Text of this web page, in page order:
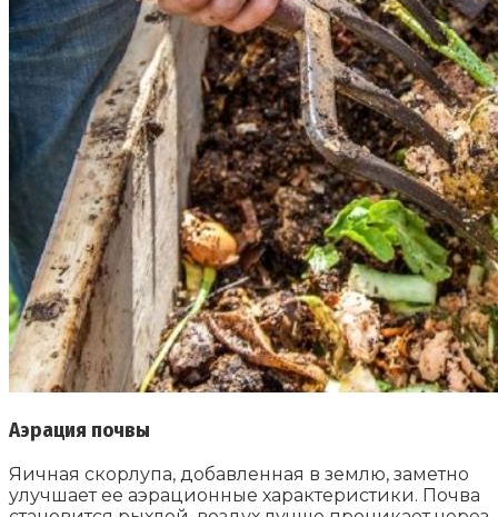
Аэрация почвы
Яичная скорлупа, добавленная в землю, заметно
улучшает ее аэрационные характеристики. Почва